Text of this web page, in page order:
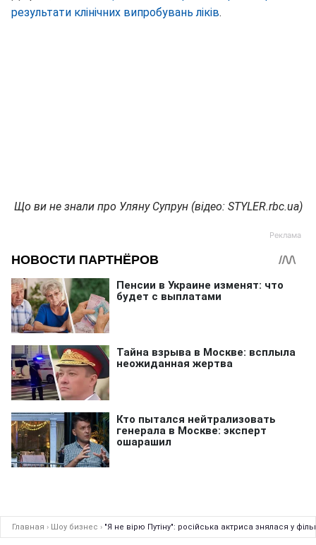
результати клінічних випробувань ліків.
Що ви не знали про Уляну Супрун (відео: STYLER.rbc.ua)
Главная › Шоу бизнес › "Я не вірю Путіну": російська актриса знялася у